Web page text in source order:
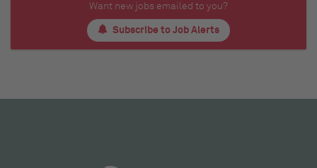
Want new jobs emailed to you?
Subscribe to Job Alerts